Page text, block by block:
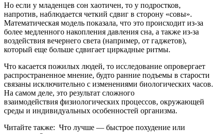
Но если у младенцев сон хаотичен, то у подростков,
напротив, наблюдается четкий сдвиг в сторону «совы».
Математическая модель показала, что это происходит из-за
более медленного накопления давления сна, а также из-за
воздействия вечернего света (например, от гаджетов),
который еще больше сдвигает циркадные ритмы.
Что касается пожилых людей, то исследование опровергает
распространенное мнение, будто ранние подъемы в старости
связаны исключительно с изменениями биологических часов.
На самом деле, это результат сложного
взаимодействия физиологических процессов, окружающей
среды и индивидуальных особенностей организма.
Читайте также: Что лучше — быстрое похудение или